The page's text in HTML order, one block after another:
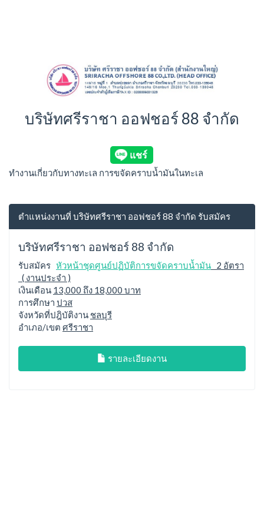
บริษัทศรีราชา ออฟชอร์ 88 จำกัด
ทำงานเกี่ยวกับทางทะเล การขจัดคราบน้ำมันในทะเล
ตำแหน่งงานที่ บริษัทศรีราชา ออฟชอร์ 88 จำกัด รับสมัคร
บริษัทศรีราชา ออฟชอร์ 88 จำกัด
รับสมัคร หัวหน้าชุดศูนย์ปฏิบัติการขจัดคราบน้ำมัน 2 อัตรา
( งานประจำ )
เงินเดือน 13,000 ถึง 18,000 บาท
การศึกษา ปวส
จังหวัดที่ปฎิบัติงาน ชลบุรี
อำเภอ/เขต ศรีราชา
รายละเอียดงาน